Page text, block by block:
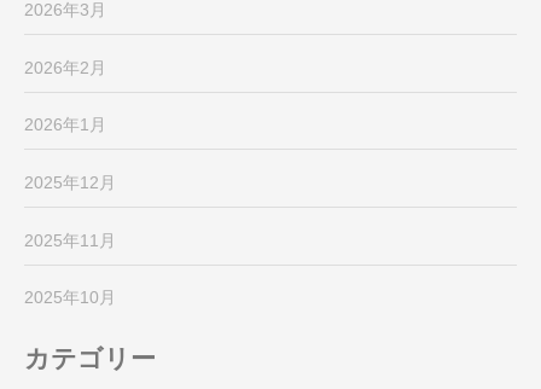
2026年3月
2026年2月
2026年1月
2025年12月
2025年11月
2025年10月
カテゴリー